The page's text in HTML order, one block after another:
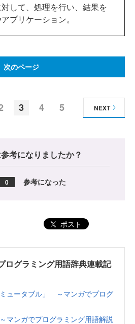
して、処理を行い、結果を
プリケーション。
次のページ
3 4 5 NEXT
考になりましたか？
0 参考になった
ポスト
ログラミング用語辞典連載記
ミュータブル」 ～マンガでプログ
マンガでプログラミング用語解説